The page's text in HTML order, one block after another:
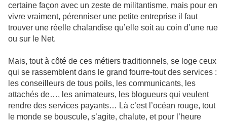
certaine façon avec un zeste de militantisme, mais pour en
vivre vraiment, pérenniser une petite entreprise il faut
trouver une réelle chalandise qu’elle soit au coin d’une rue
ou sur le Net.
Mais, tout à côté de ces métiers traditionnels, se loge ceux
qui se rassemblent dans le grand fourre-tout des services :
les conseilleurs de tous poils, les communicants, les
attachés de…, les animateurs, les blogueurs qui veulent
rendre des services payants… Là c’est l’océan rouge, tout
le monde se bouscule, s’agite, chalute, et pour l’heure